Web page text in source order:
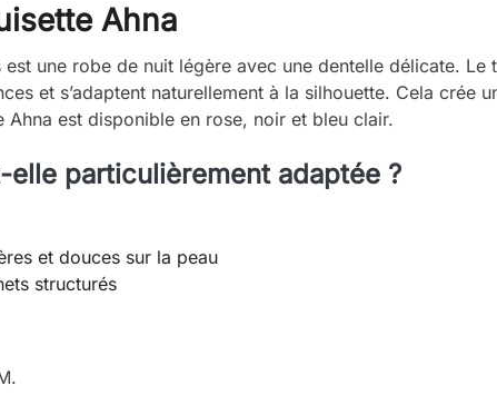
Ahna
une robe de nuit légère avec une dentelle délicate.
et s’adaptent naturellement à la silhouette. Cela crée
est disponible en rose, noir et bleu clair.
particulièrement adaptée ?
et douces sur la peau
structurés